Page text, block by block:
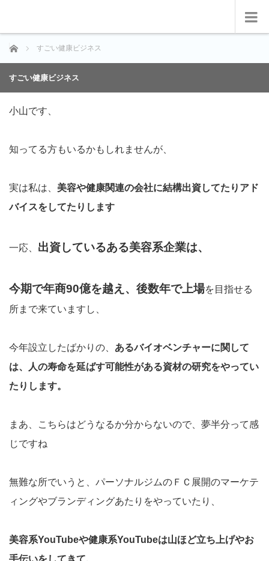
ホーム すごい健康ビジネス
すごい健康ビジネス
小山です、
知ってる方もいるかもしれませんが、
実は私は、 美容や健康関連の会社に結構出資してたりアド
バイスをしてたりします
一応、 出資しているある美容系企業は、
今期で年商90億を越え、後数年で上場を目指せる
所まで来ていますし、
今年設立したばかりの、 あるバイオベンチャーに関して
は、人の寿命を延ばす可能性がある資材の研究をやってい
たりします。
まあ、こちらはどうなるか分からないので、夢半分って感
じですね
無難な所でいうと、パーソナルジムのＦＣ展開のマーケテ
ィングやブランディングあたりをやっていたり、
美容系YouTubeや健康系YouTubeは山ほど立ち上げやお
手伝いをしてきて、